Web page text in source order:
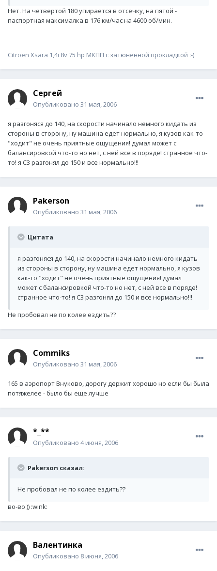
Нет. На четвертой 180 упирается в отсечку, на пятой -
паспортная максималка в 176 км/час на 4600 об/мин.
Citroen Xsara 1,4i 8v 75 hp MKПП c затюненной прокладкой :-)
Сергей
Опубликовано 31 мая, 2006
я разгоняся до 140, на скорости начинало немного кидать из
стороны в сторону, ну машина едет нормально, я кузов как-то
"ходит" не очень приятные ощущения! думал может с
балансировкой что-то но нет, с ней все в поряде! странное что-
то! я С3 разгонял до 150 и все нормально!!!
Pakerson
Опубликовано 31 мая, 2006
Цитата
я разгоняся до 140, на скорости начинало немного кидать
из стороны в сторону, ну машина едет нормально, я кузов
как-то "ходит" не очень приятные ощущения! думал
может с балансировкой что-то но нет, с ней все в поряде!
странное что-то! я С3 разгонял до 150 и все нормально!!!
Не пробовал не по колее ездить??
Commiks
Опубликовано 31 мая, 2006
165 в аэропорт Внуково, дорогу держит хорошо но если бы была
потяжелее - было бы еще лучше
*_**
Опубликовано 4 июня, 2006
Pakerson сказал:
Не пробовал не по колее ездить??
во-во )) :wink:
Валентинка
Опубликовано 8 июня, 2006